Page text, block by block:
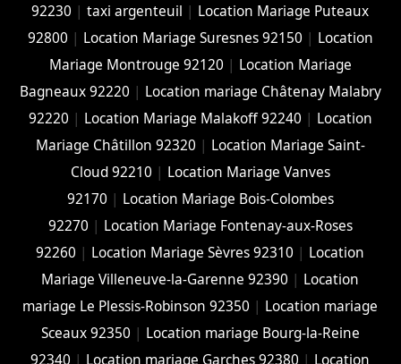
92230 |taxi argenteuil | Location Mariage Puteaux
92800 | Location Mariage Suresnes 92150 | Location
Mariage Montrouge 92120 | Location Mariage
Bagneaux 92220 | Location mariage Châtenay Malabry
92220 | Location Mariage Malakoff 92240 | Location
Mariage Châtillon 92320 | Location Mariage Saint-
Cloud 92210 | Location Mariage Vanves
92170 | Location Mariage Bois-Colombes
92270 | Location Mariage Fontenay-aux-Roses
92260 | Location Mariage Sèvres 92310 | Location
Mariage Villeneuve-la-Garenne 92390 | Location
mariage Le Plessis-Robinson 92350 | Location mariage
Sceaux 92350 | Location mariage Bourg-la-Reine
92340 | Location mariage Garches 92380 | Location